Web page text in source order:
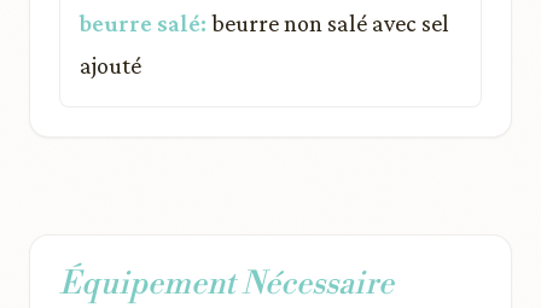
beurre salé: beurre non salé avec sel
ajouté
Équipement Nécessaire